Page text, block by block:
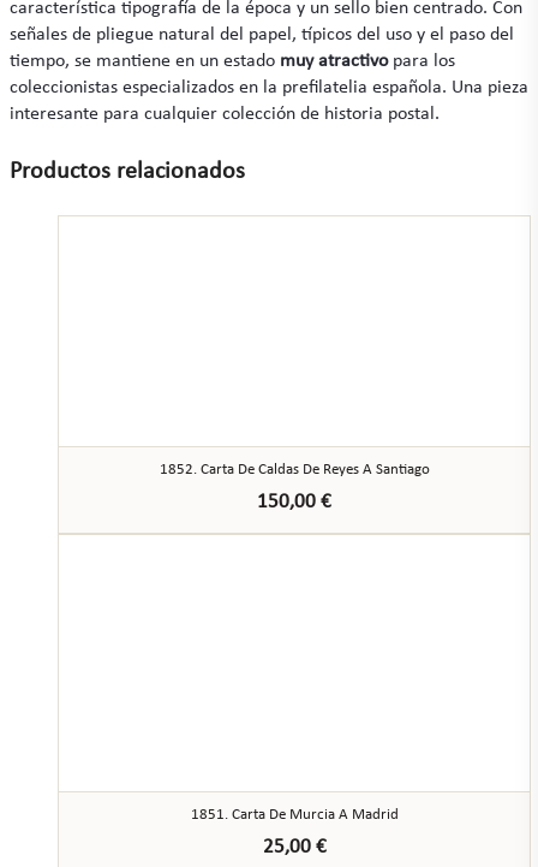
característica tipografía de la época y un sello bien centrado. Con
señales de pliegue natural del papel, típicos del uso y el paso del
tiempo, se mantiene en un estado muy atractivopara los
coleccionistas especializados en la prefilatelia española. Una pieza
interesante para cualquier colección de historia postal.
Productos relacionados
1852. Carta De Caldas De Reyes A Santiago
150,00 €
1851. Carta De Murcia A Madrid
25,00 €